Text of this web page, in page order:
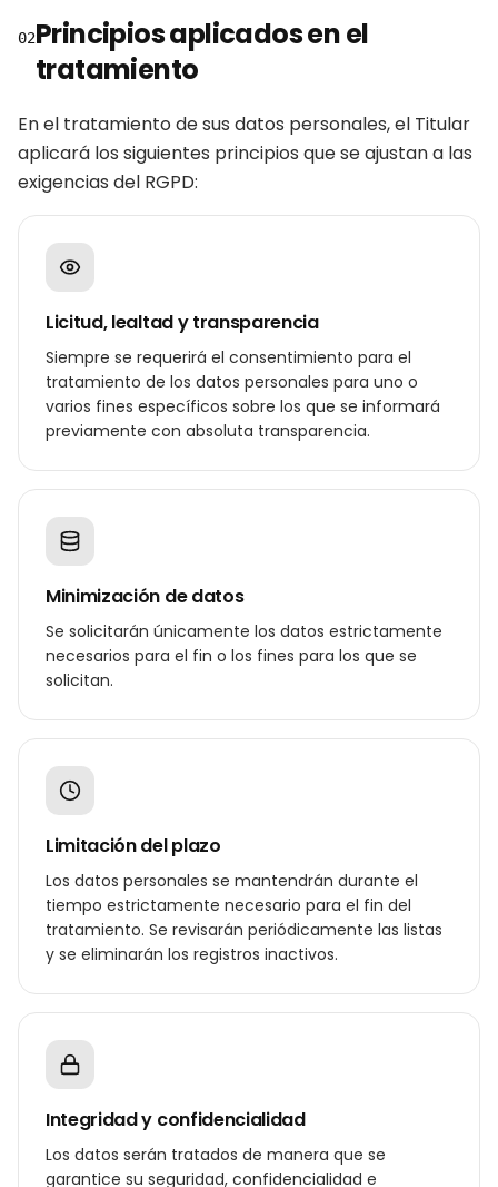
02Principios aplicados en el
tratamiento
En el tratamiento de sus datos personales, el Titular
aplicará los siguientes principios que se ajustan a las
exigencias del RGPD:
Licitud, lealtad y transparencia
Siempre se requerirá el consentimiento para el
tratamiento de los datos personales para uno o
varios fines específicos sobre los que se informará
previamente con absoluta transparencia.
Minimización de datos
Se solicitarán únicamente los datos estrictamente
necesarios para el fin o los fines para los que se
solicitan.
Limitación del plazo
Los datos personales se mantendrán durante el
tiempo estrictamente necesario para el fin del
tratamiento. Se revisarán periódicamente las listas
y se eliminarán los registros inactivos.
Integridad y confidencialidad
Los datos serán tratados de manera que se
garantice su seguridad, confidencialidad e